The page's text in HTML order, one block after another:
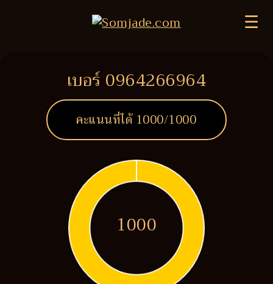
☰
เบอร์ 0964266964
คะแนนที่ได้ 1000/1000
1000